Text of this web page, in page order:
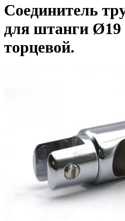
Соединитель
для штанги
торцевой.